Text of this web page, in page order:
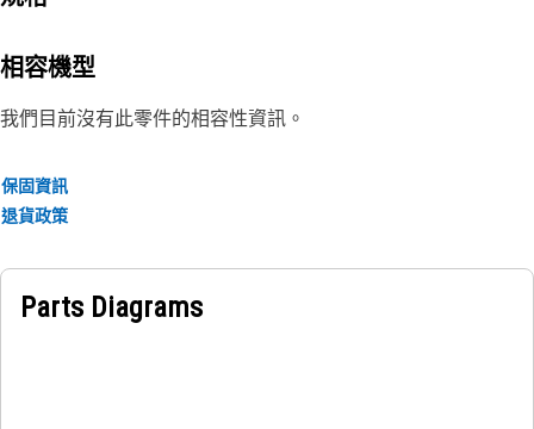
相容機型
我們目前沒有此零件的相容性資訊。
保固資訊
退貨政策
Parts Diagrams